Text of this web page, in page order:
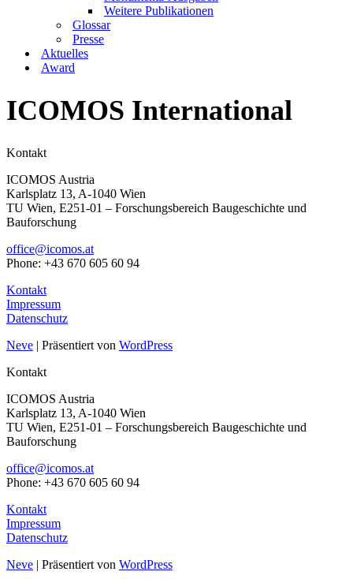
Weitere Publikationen
Glossar
Presse
Aktuelles
Award
ICOMOS International
Kontakt
ICOMOS Austria
Karlsplatz 13, A-1040 Wien
TU Wien, E251-01 – Forschungsbereich Baugeschichte und
Bauforschung
office@icomos.at
Phone: +43 670 605 60 94
Kontakt
Impressum
Datenschutz
Neve | Präsentiert von WordPress
Kontakt
ICOMOS Austria
Karlsplatz 13, A-1040 Wien
TU Wien, E251-01 – Forschungsbereich Baugeschichte und
Bauforschung
office@icomos.at
Phone: +43 670 605 60 94
Kontakt
Impressum
Datenschutz
Neve | Präsentiert von WordPress